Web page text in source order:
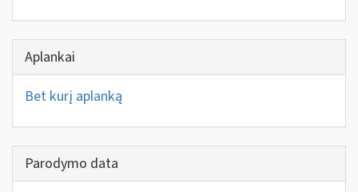
Aplankai
Bet kurį aplanką
Parodymo data